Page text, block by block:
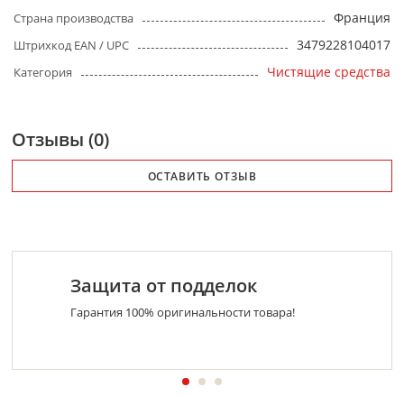
Страна производства Франция
Штрихкод EAN / UPC 3479228104017
Категория Чистящие средства
Отзывы (0)
ОСТАВИТЬ ОТЗЫВ
Защита от подделок
Гарантия 100% оригинальности товара!